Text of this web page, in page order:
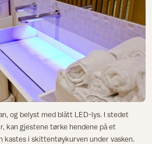
og belyst med blått LED-lys. I stedet
kan gjestene tørke hendene på et
kastes i skittentøykurven under vasken.